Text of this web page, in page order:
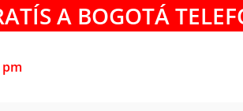
A BOGOTÁ
pm